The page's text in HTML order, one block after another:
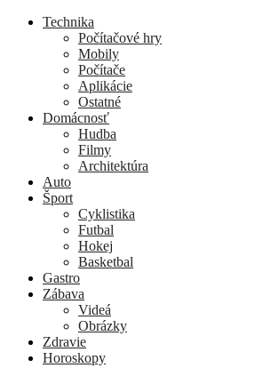
Technika
Počítačové hry
Mobily
Počítače
Aplikácie
Ostatné
Domácnosť
Hudba
Filmy
Architektúra
Auto
Šport
Cyklistika
Futbal
Hokej
Basketbal
Gastro
Zábava
Videá
Obrázky
Zdravie
Horoskopy